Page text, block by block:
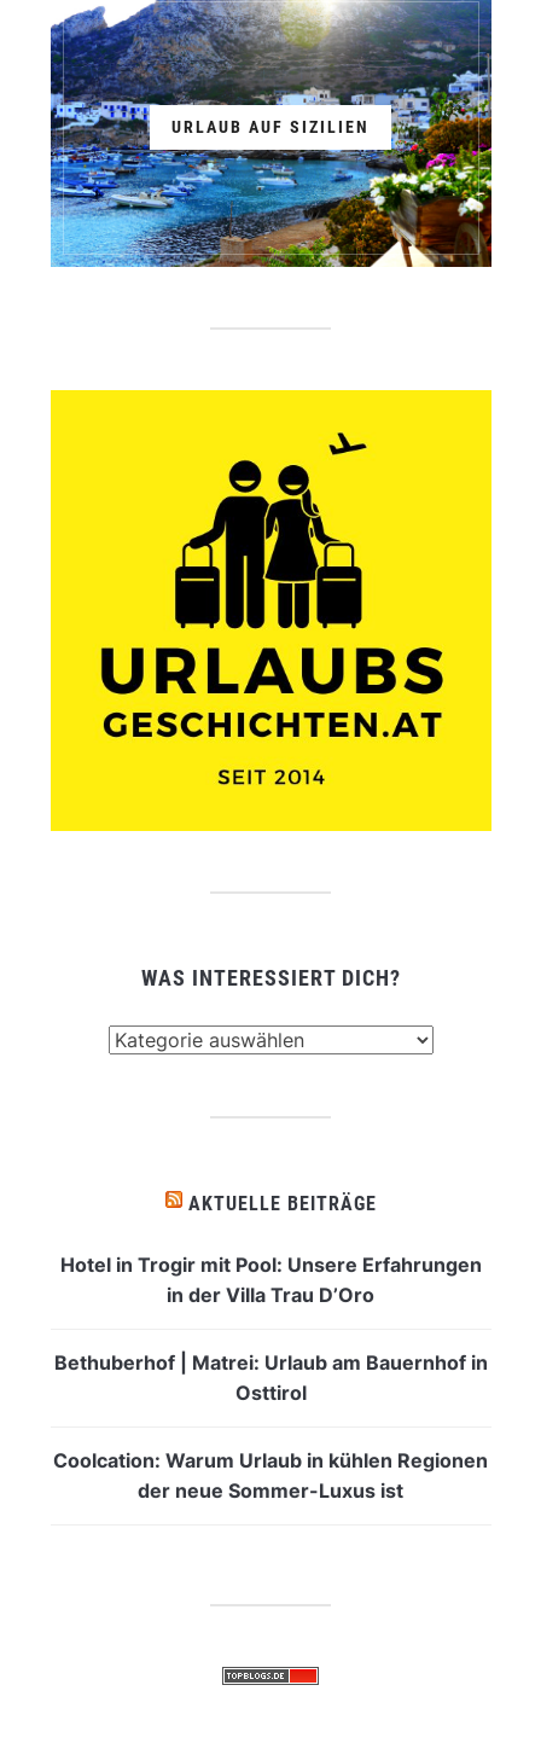
URLAUB AUF SIZILIEN
WAS INTERESSIERT DICH?
AKTUELLE BEITRÄGE
Hotel in Trogir mit Pool: Unsere Erfahrungen
in der Villa Trau D’Oro
Bethuberhof | Matrei: Urlaub am Bauernhof in
Osttirol
Coolcation: Warum Urlaub in kühlen Regionen
der neue Sommer-Luxus ist